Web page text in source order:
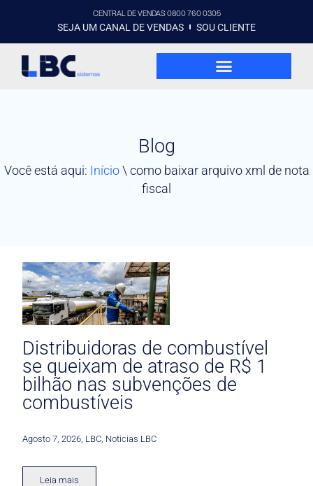
CENTRAL DE VENDAS 0800 760 0305
SEJA UM CANAL DE VENDAS SOU CLIENTE
Blog
Você está aqui: Início\ como baixar arquivo xml de nota
fiscal
Distribuidoras de combustível
se queixam de atraso de R$ 1
bilhão nas subvenções de
combustíveis
Agosto 7, 2026 LBC Noticias LBC
Leia mais